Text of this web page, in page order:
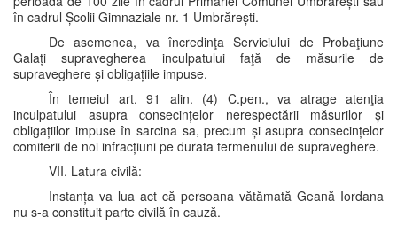
în cadrul Școlii Gimnaziale nr. 1 Umbrărești.
De asemenea, va încredinţa Serviciului de Probaţiune
Galați supravegherea inculpatului faţă de măsurile de
supraveghere și obligațiile impuse.
În temeiul art. 91 alin. (4) C.pen., va atrage atenţia
inculpatului asupra consecințelor nerespectării măsurilor și
obligațiilor impuse în sarcina sa, precum și asupra consecințelor
comiterii de noi infracțiuni pe durata termenului de supraveghere.
VII. Latura civilă:
Instanța va lua act că persoana vătămată Geană Iordana
nu s-a constituit parte civilă în cauză.